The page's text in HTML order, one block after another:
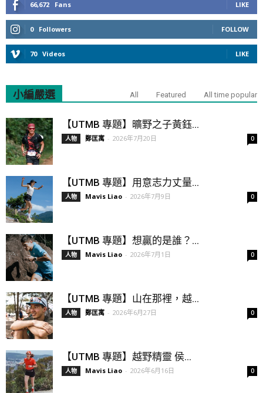
66,672 Fans LIKE
0 Followers FOLLOW
70 Videos LIKE
小編嚴選 All Featured All time popular
【UTMB 專題】曠野之子黃鈺...
人物 鄭匡寓 - 2026年7月20日 0
【UTMB 專題】用意志力丈量...
人物 Mavis Liao - 2026年7月9日 0
【UTMB 專題】想贏的是誰？...
人物 Mavis Liao - 2026年7月1日 0
【UTMB 專題】山在那裡，越...
人物 鄭匡寓 - 2026年6月27日 0
【UTMB 專題】越野精靈 侯...
人物 Mavis Liao - 2026年6月16日 0